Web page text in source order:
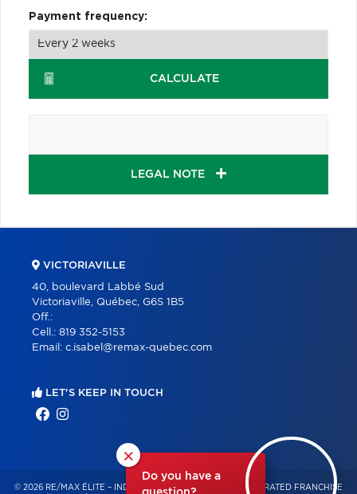
Payment frequency:
CALCULATE
LEGAL NOTE
×
Do you have a
VICTORIAVILLE
40, boulevard Labbé Sud
Victoriaville, Québec, G6S 1B5
Off.:
Cell.: 819 352-5153
Email: c.isabel@remax-quebec.com
LET'S KEEP IN TOUCH
© 2026 RE/MAX ÉLITE – INDEPENDENTLY OWNED AND OPERATED FRANCHISE